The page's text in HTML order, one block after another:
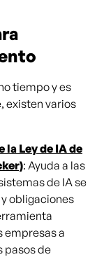
tiempo y es
existen varios
Ley de IA de
: Ayuda a las
de IA se
obligaciones
empresas a
pasos de